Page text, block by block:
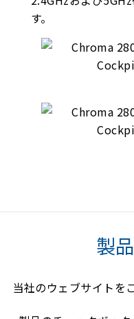
す。
製
当社のウェブサイトを